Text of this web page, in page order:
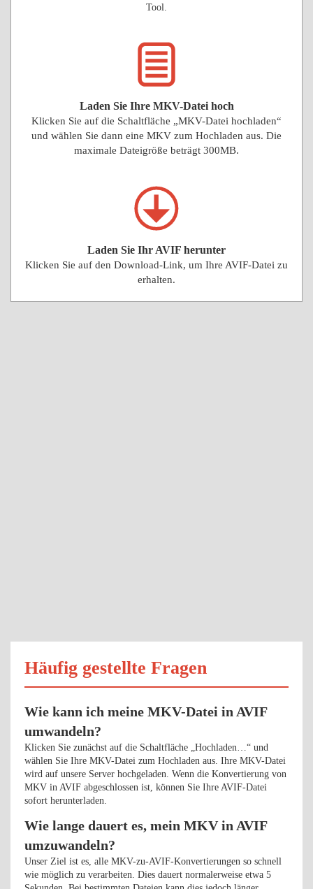
Tool.
Laden Sie Ihre MKV-Datei hoch
Klicken Sie auf die Schaltfläche „MKV-Datei hochladen“
und wählen Sie dann eine MKV zum Hochladen aus. Die
maximale Dateigröße beträgt 300MB.
Laden Sie Ihr AVIF herunter
Klicken Sie auf den Download-Link, um Ihre AVIF-Datei zu
erhalten.
Häufig gestellte Fragen
Wie kann ich meine MKV-Datei in AVIF
umwandeln?
Klicken Sie zunächst auf die Schaltfläche „Hochladen…“ und
wählen Sie Ihre MKV-Datei zum Hochladen aus. Ihre MKV-Datei
wird auf unsere Server hochgeladen. Wenn die Konvertierung von
MKV in AVIF abgeschlossen ist, können Sie Ihre AVIF-Datei
sofort herunterladen.
Wie lange dauert es, mein MKV in AVIF
umzuwandeln?
Unser Ziel ist es, alle MKV-zu-AVIF-Konvertierungen so schnell
wie möglich zu verarbeiten. Dies dauert normalerweise etwa 5